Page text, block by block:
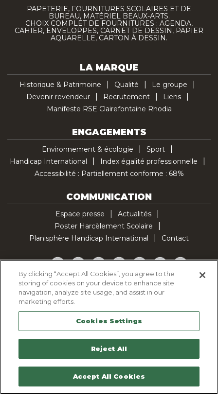
PAPETERIE, FOURNITURES SCOLAIRES ET DE
BUREAU, MATÉRIEL BEAUX-ARTS.
CHOIX COMPLET DE FOURNITURES : AGENDA,
CAHIER, ENVELOPPES, CARNET DE DESSIN, PAPIER
AQUARELLE, CARTON À DESSIN.
LA MARQUE
Historique & Patrimoine Qualité
Le groupe
Devenir revendeur
Recrutement
Liens
Manifeste RSE Clairefontaine Rhodia
ENGAGEMENTS
Environnement & écologie
Sport
Handicap International
Index égalité professionnelle
Accessibilité : Partiellement conforme : 68%
COMMUNICATION
Espace presse
Actualités
Poster Harcèlement Scolaire
Planisphère Handicap International
Contact
Facebook
TwitterYouTubePinterestInstagramLinkedInTikTok
Politique d'utilisation des cookies
Politique de confidentialité
Mentions légales
Plan du site
Contactez-nous
By clicking “Accept All Cookies”, you agree to the
storing of cookies on your device to enhance site
navigation, analyze site usage, and assist in our
marketing efforts.
Cookies Settings
Reject All
Accept All Cookies